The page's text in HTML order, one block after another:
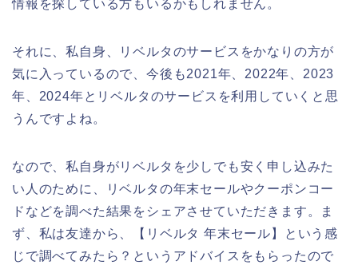
情報を探している方もいるかもしれません。
それに、私自身、リベルタのサービスをかなりの方が
気に入っているので、今後も2021年、2022年、2023
年、2024年とリベルタのサービスを利用していくと思
うんですよね。
なので、私自身がリベルタを少しでも安く申し込みた
い人のために、リベルタの年末セールやクーポンコー
ドなどを調べた結果をシェアさせていただきます。ま
ず、私は友達から、【リベルタ 年末セール】という感
じで調べてみたら？というアドバイスをもらったので